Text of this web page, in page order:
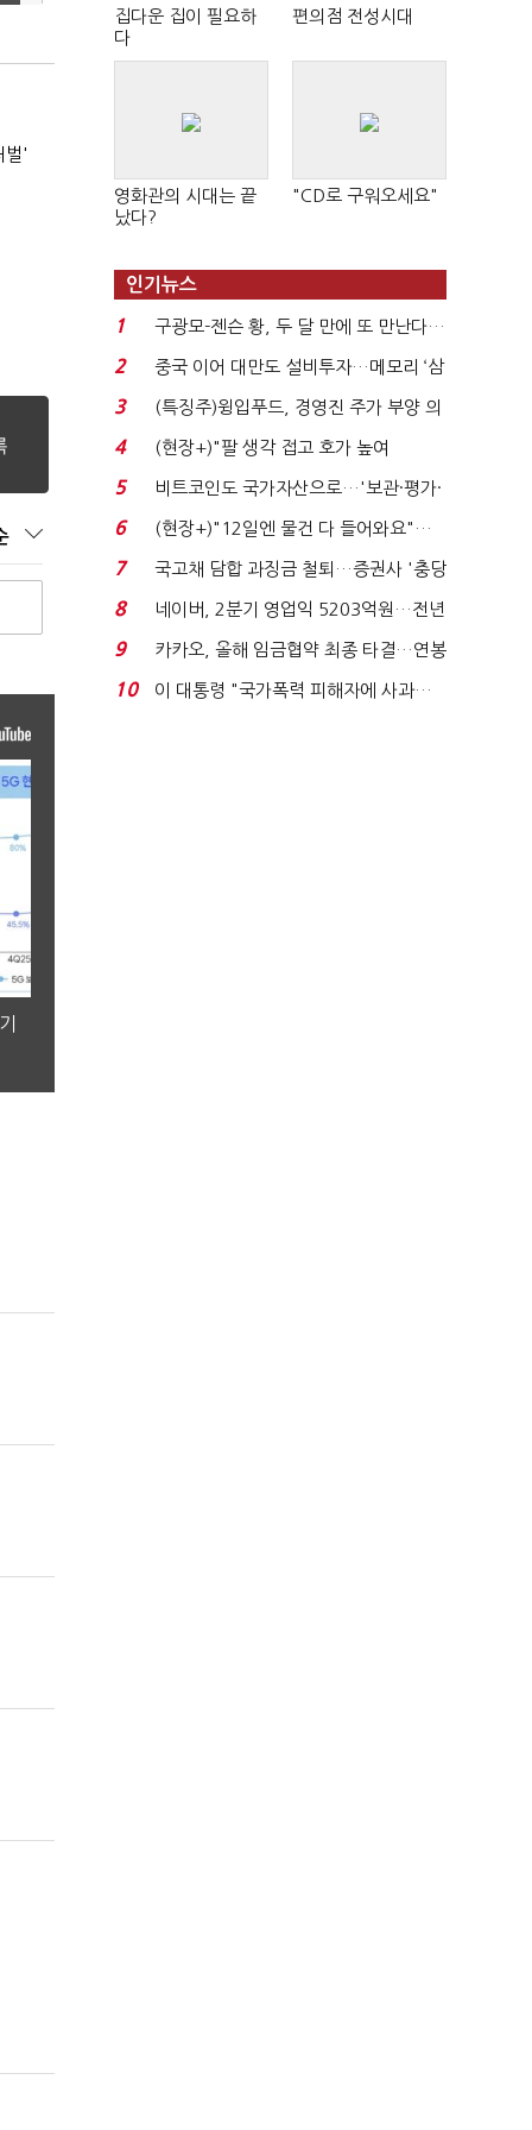
벌'
집다운 집이 필요하
다
편의점 전성시대
영화관의 시대는 끝
났다?
"CD로 구워오세요"
인기뉴스
1
구광모-젠슨 황, 두 달 만에 또 만난다…
로봇·AI 등 논...
2
중국 이어 대만도 설비투자…메모리 ‘삼
국전쟁’
3
(특징주)윙입푸드, 경영진 주가 부양 의
지에 상한가...
4
(현장+)"팔 생각 접고 호가 높여
요"…'덜 똘똘한 한 채' 20...
5
비트코인도 국가자산으로…'보관·평가·
처분' 기준은 ...
6
(현장+)"12일엔 물건 다 들어와요"…
빈 매대 채우며 문 연 ...
7
국고채 담합 과징금 철퇴…증권사 '충당
금 폭탄' 우려...
8
네이버, 2분기 영업익 5203억원…전년
비 0.2% 감소...
9
카카오, 올해 임금협약 최종 타결…연봉
6.3% 인상·격려...
10
이 대통령 "국가폭력 피해자에 사과…